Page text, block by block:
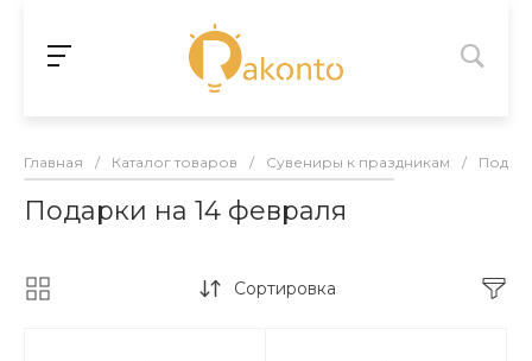
Главная / Каталог товаров / Сувениры к праздникам /
Подарки на 14 февраля
Сортировка